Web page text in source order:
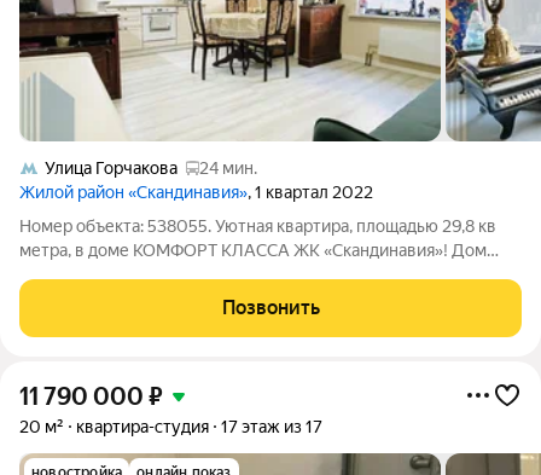
Улица Горчакова
24 мин.
Жилой район «Скандинавия», 1 квартал 2022
Номер объекта: 538055. Уютная квартира, площадью 29,8 кв
метра, в доме КОМФОРТ КЛАССА ЖК «Скандинавия»! Дом
2-м этаже 15-й этажной секции. Интересная и продуманная
планировка, выполненная из
Позвонить
11 790 000 ₽
20 м² квартира-студия 17 этаж из 17